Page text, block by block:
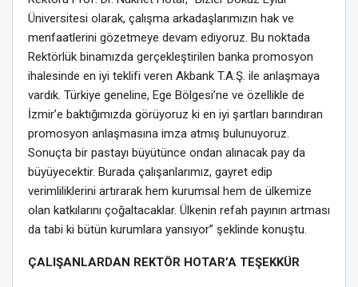
Üniversitesi olarak, çalışma arkadaşlarımızın hak ve
menfaatlerini gözetmeye devam ediyoruz. Bu noktada
Rektörlük binamızda gerçekleştirilen banka promosyon
ihalesinde en iyi teklifi veren Akbank T.A.Ş. ile anlaşmaya
vardık. Türkiye geneline, Ege Bölgesi’ne ve özellikle de
İzmir’e baktığımızda görüyoruz ki en iyi şartları barındıran
promosyon anlaşmasına imza atmış bulunuyoruz.
Sonuçta bir pastayı büyütünce ondan alınacak pay da
büyüyecektir. Burada çalışanlarımız, gayret edip
verimliliklerini artırarak hem kurumsal hem de ülkemize
olan katkılarını çoğaltacaklar. Ülkenin refah payının artması
da tabi ki bütün kurumlara yansıyor” şeklinde konuştu.
ÇALIŞANLARDAN REKTÖR HOTAR’A TEŞEKKÜR